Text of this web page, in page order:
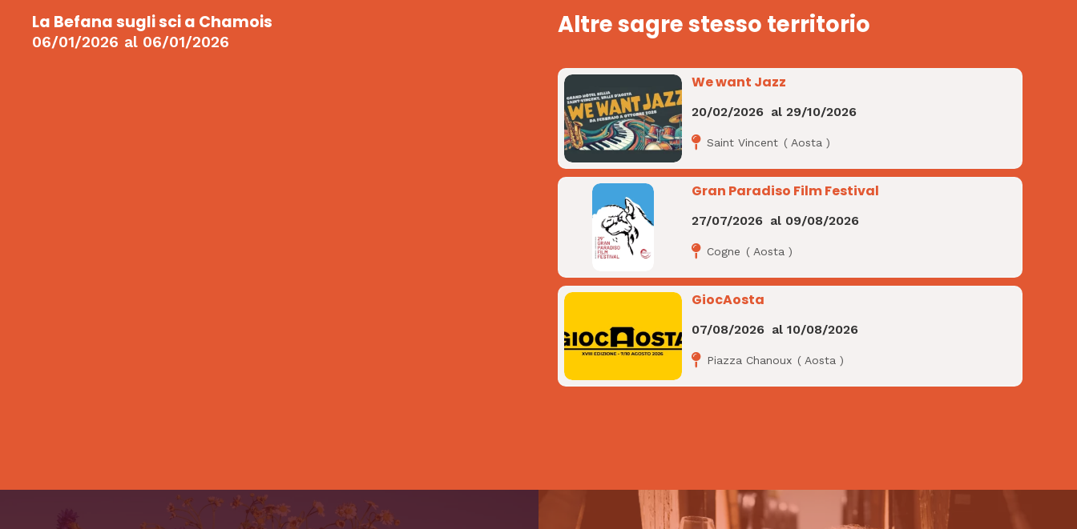
La Befana sugli sci a Chamois
06/01/2026 al 06/01/2026
Altre sagre stesso territorio
We want Jazz
20/02/2026 al29/10/2026
Saint Vincent (Aosta )
Gran Paradiso Film Festival
27/07/2026 al 09/08/2026
Cogne (Aosta )
GiocAosta
07/08/2026 al10/08/2026
Piazza Chanoux (Aosta )